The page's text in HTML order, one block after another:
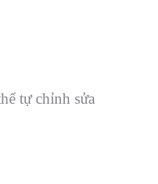
tự chỉnh sửa